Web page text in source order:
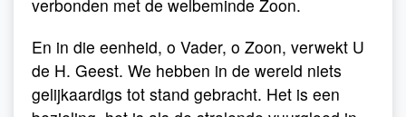
verbonden met de welbeminde Zoon.
En in die eenheid, o Vader, o Zoon, verwekt U
de H. Geest. We hebben in de wereld niets
gelijkaardigs tot stand gebracht. Het is een